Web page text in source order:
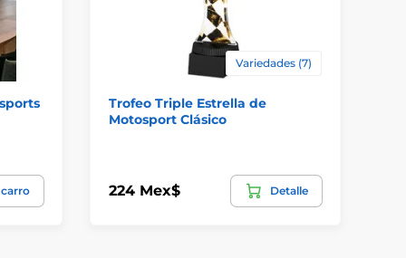
Variedades (7)
Trofeo Triple Estrella de
Motosport Clásico
224 Mex$ Detalle